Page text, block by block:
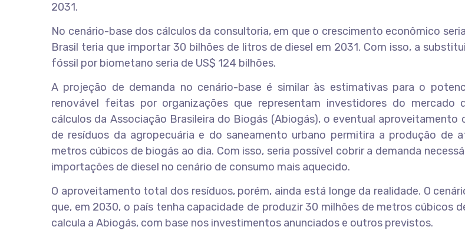
2031.
No cenário-base dos cálculos da consultoria, em que o crescimento econômico
Brasil teria que importar 30 bilhões de litros de diesel em 2031. Com isso, a
fóssil por biometano seria de US$ 124 bilhões.
A projeção de demanda no cenário-base é similar às estimativas para o
renovável feitas por organizações que representam investidores do mercado
cálculos da Associação Brasileira do Biogás (Abiogás), o eventual aproveitamento
de resíduos da agropecuária e do saneamento urbano permitira a produção de
metros cúbicos de biogás ao dia. Com isso, seria possível cobrir a demanda
importações de diesel no cenário de consumo mais aquecido.
O aproveitamento total dos resíduos, porém, ainda está longe da realidade. O
que, em 2030, o país tenha capacidade de produzir 30 milhões de metros cúbicos
calcula a Abiogás, com base nos investimentos anunciados e outros previstos.